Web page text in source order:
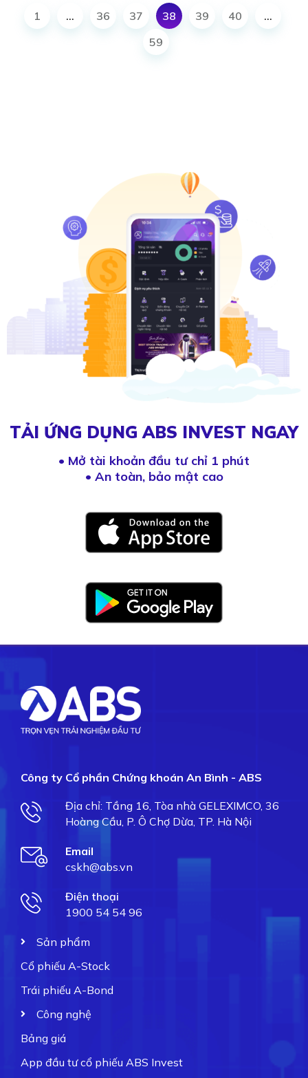
1 … 36 37 38 39 40
…
59
TẢI ỨNG DỤNG ABS INVEST NGAY
• Mở tài khoản đầu tư chỉ 1 phút
• An toàn, bảo mật cao
Công ty Cổ phần Chứng khoán An Bình - ABS
Địa chỉ: Tầng 16, Tòa nhà GELEXIMCO, 36
Hoàng Cầu, P. Ô Chợ Dừa, TP. Hà Nội
Email
cskh@abs.vn
Điện thoại
1900 54 54 96
Sản phẩm
Cổ phiếu A-Stock
Trái phiếu A-Bond
Công nghệ
Bảng giá
App đầu tư cổ phiếu ABS Invest